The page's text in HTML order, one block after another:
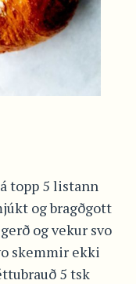
topp 5 listann
og bragðgott
og vekur svo
skemmir ekki
5 tsk